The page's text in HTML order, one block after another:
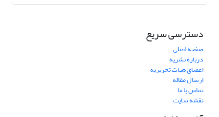
دسترسی سریع
صفحه اصلی
درباره نشریه
اعضای هیات تحریریه
ارسال مقاله
تماس با ما
نقشه سایت